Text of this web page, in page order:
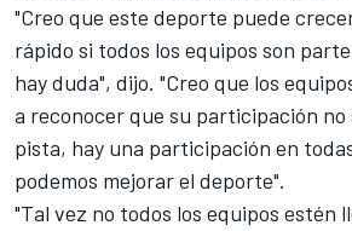
"Creo que este deporte puede
rápido si todos los equipos son
hay duda", dijo. "Creo que los
a reconocer que su participación no
pista, hay una participación en
podemos mejorar el deporte".
"Tal vez no todos los equipos estén